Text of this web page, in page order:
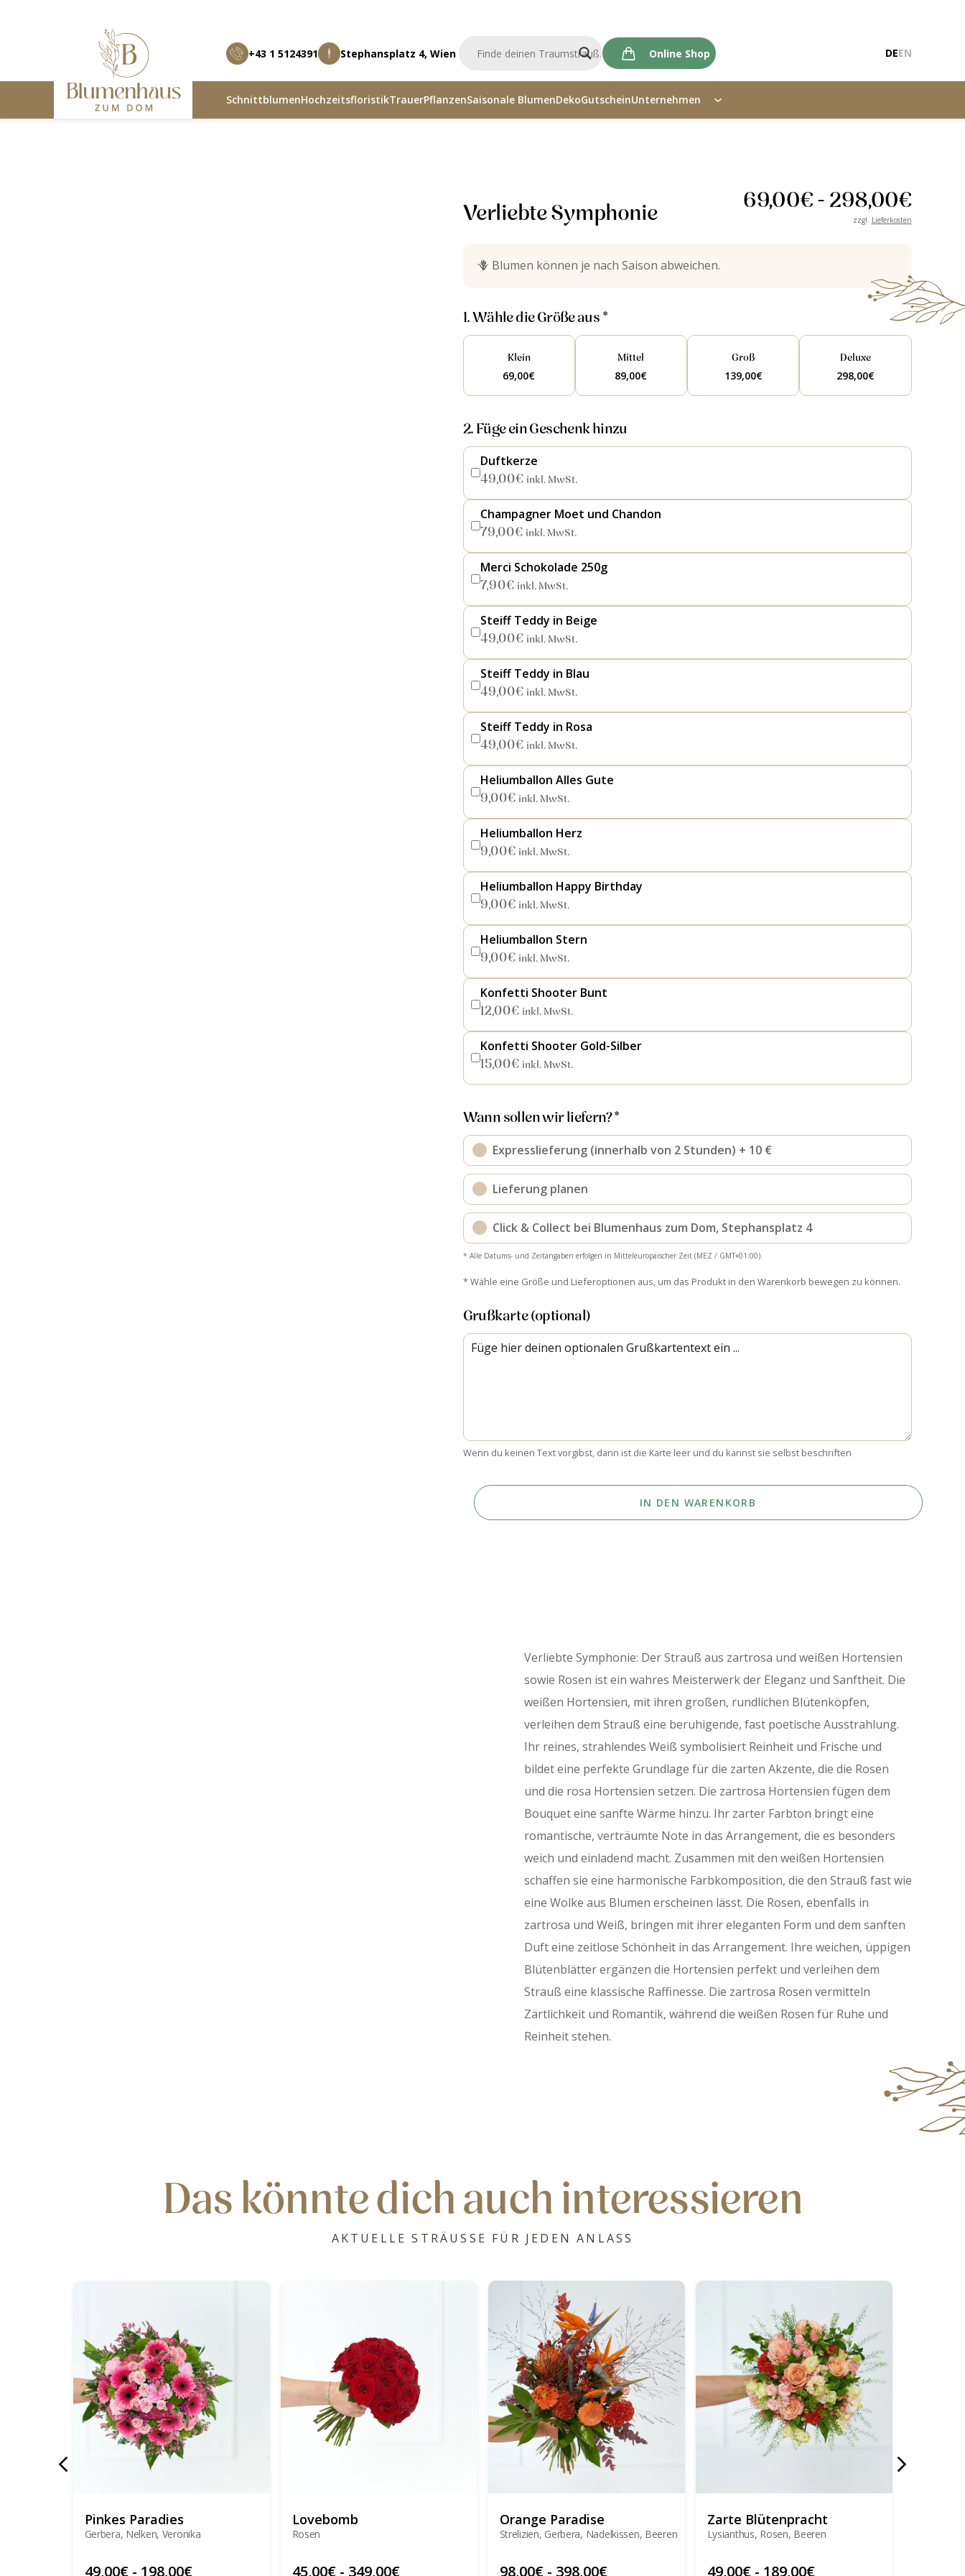
+43 1 5124391 Stephansplatz 4, Wien Online Shop DEEN
SchnittblumenHochzeitsfloristikTrauerPflanzenSaisonale BlumenDekoGutscheinUnternehmen
Blumenhaus zum Dom
Verliebte Symphonie
69,00€- 298,00€
zzgl. Lieferkosten
🪻 Blumen können je nach Saison abweichen.
1. Wähle die Größe aus *
Klein
69,00€
Mittel
89,00€
Groß
139,00€
Deluxe
298,00€
2. Füge ein Geschenk hinzu
Duftkerze
49,00€ inkl. MwSt.
Champagner Moet und Chandon
79,00€ inkl. MwSt.
Merci Schokolade 250g
7,90€ inkl. MwSt.
Steiff Teddy in Beige
49,00€ inkl. MwSt.
Steiff Teddy in Blau
49,00€ inkl. MwSt.
Steiff Teddy in Rosa
49,00€ inkl. MwSt.
Heliumballon Alles Gute
9,00€ inkl. MwSt.
Heliumballon Herz
9,00€ inkl. MwSt.
Heliumballon Happy Birthday
9,00€ inkl. MwSt.
Heliumballon Stern
9,00€ inkl. MwSt.
Konfetti Shooter Bunt
12,00€ inkl. MwSt.
Konfetti Shooter Gold-Silber
15,00€ inkl. MwSt.
Wann sollen wir liefern? *
Expresslieferung (innerhalb von 2 Stunden) + 10 €
Lieferung planen
Click & Collect bei Blumenhaus zum Dom, Stephansplatz 4
* Alle Datums- und Zeitangaben erfolgen in Mitteleuropäischer Zeit (MEZ / GMT+01:00).
* Wähle eine Größe und Lieferoptionen aus, um das Produkt in den Warenkorb bewegen zu können.
Grußkarte (optional)
Wenn du keinen Text vorgibst, dann ist die Karte leer und du kannst sie selbst beschriften
IN DEN WARENKORB
Verliebte Symphonie: Der Strauß aus zartrosa und weißen Hortensien
sowie Rosen ist ein wahres Meisterwerk der Eleganz und Sanftheit. Die
weißen Hortensien, mit ihren großen, rundlichen Blütenköpfen,
verleihen dem Strauß eine beruhigende, fast poetische Ausstrahlung.
Ihr reines, strahlendes Weiß symbolisiert Reinheit und Frische und
bildet eine perfekte Grundlage für die zarten Akzente, die die Rosen
und die rosa Hortensien setzen. Die zartrosa Hortensien fügen dem
Bouquet eine sanfte Wärme hinzu. Ihr zarter Farbton bringt eine
romantische, verträumte Note in das Arrangement, die es besonders
weich und einladend macht. Zusammen mit den weißen Hortensien
schaffen sie eine harmonische Farbkomposition, die den Strauß fast wie
eine Wolke aus Blumen erscheinen lässt. Die Rosen, ebenfalls in
zartrosa und Weiß, bringen mit ihrer eleganten Form und dem sanften
Duft eine zeitlose Schönheit in das Arrangement. Ihre weichen, üppigen
Blütenblätter ergänzen die Hortensien perfekt und verleihen dem
Strauß eine klassische Raffinesse. Die zartrosa Rosen vermitteln
Zärtlichkeit und Romantik, während die weißen Rosen für Ruhe und
Reinheit stehen.
Das könnte dich auch interessieren
AKTUELLE STRÄUSSE FÜR JEDEN ANLASS
Pinkes Paradies
Gerbera, Nelken, Veronika
49,00€- 198,00€
Lovebomb
Rosen
45,00€- 349,00€
Orange Paradise
Strelizien, Gerbera, Nadelkissen, Beeren
98,00€- 398,00€
Zarte Blütenpracht
Lysianthus, Rosen, Beeren
49,00€- 189,00€